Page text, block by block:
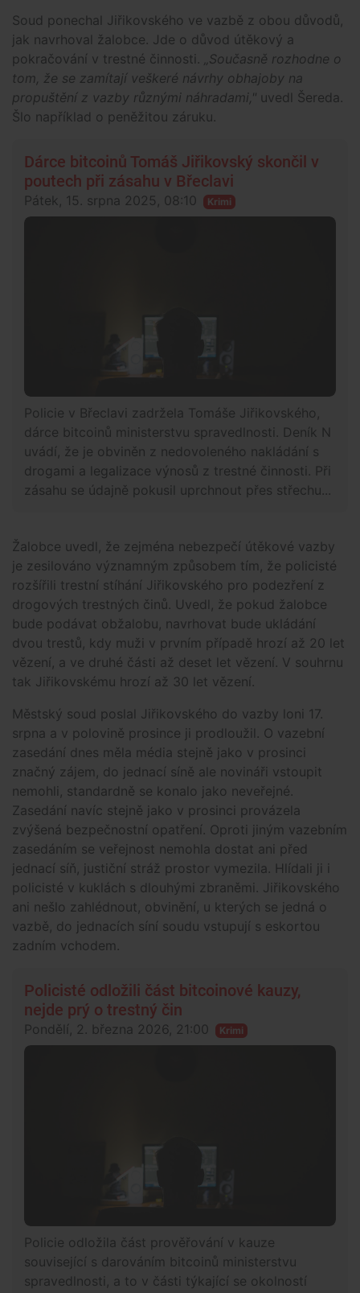
Soud ponechal Jiřikovského ve vazbě z obou důvodů,
jak navrhoval žalobce. Jde o důvod útěkový a
pokračování v trestné činnosti.
„Současně rozhodne o
tom, že se zamítají veškeré návrhy obhajoby na
propuštění z vazby různými náhradami," uvedl Šereda.
Šlo například o peněžitou záruku.
Dárce bitcoinů Tomáš Jiřikovský skončil v
poutech při zásahu v Břeclavi
Pátek, 15. srpna 2025, 08:10 Krimi
Policie v Břeclavi zadržela Tomáše Jiřikovského,
dárce bitcoinů ministerstvu spravedlnosti. Deník N
uvádí, že je obviněn z nedovoleného nakládání s
drogami a legalizace výnosů z trestné činnosti. Při
zásahu se údajně pokusil uprchnout přes střechu...
Žalobce uvedl, že zejména nebezpečí útěkové vazby
je zesilováno významným způsobem tím, že policisté
rozšířili trestní stíhání Jiřikovského pro podezření z
drogových trestných činů. Uvedl, že pokud žalobce
bude podávat obžalobu, navrhovat bude ukládání
dvou trestů, kdy muži v prvním případě hrozí až 20 let
vězení, a ve druhé části až deset let vězení. V souhrnu
tak Jiřikovskému hrozí až 30 let vězení.
Městský soud poslal Jiřikovského do vazby loni 17.
srpna a v polovině prosince ji prodloužil. O vazební
zasedání dnes měla média stejně jako v prosinci
značný zájem, do jednací síně ale novináři vstoupit
nemohli, standardně se konalo jako neveřejné.
Zasedání navíc stejně jako v prosinci provázela
zvýšená bezpečnostní opatření. Oproti jiným vazebním
zasedáním se veřejnost nemohla dostat ani před
jednací síň, justiční stráž prostor vymezila. Hlídali ji i
policisté v kuklách s dlouhými zbraněmi. Jiřikovského
ani nešlo zahlédnout, obvinění, u kterých se jedná o
vazbě, do jednacích síní soudu vstupují s eskortou
zadním vchodem.
Policisté odložili část bitcoinové kauzy,
nejde prý o trestný čin
Pondělí, 2. března 2026, 21:00 Krimi
Policie odložila část prověřování v kauze
související s darováním bitcoinů ministerstvu
spravedlnosti, a to v části týkající se okolností